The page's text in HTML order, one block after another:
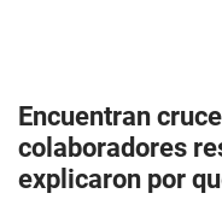
Encuentran
colaboradores
explicaron por